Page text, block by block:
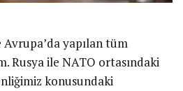
yapılan tüm
Rusya ile NATO ortasındaki
konusundaki